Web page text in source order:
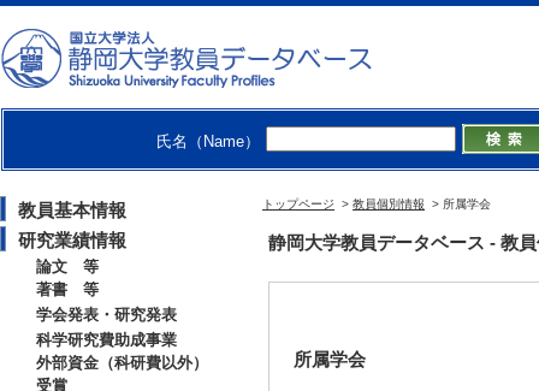
氏名（Name）
教員基本情報
研究業績情報
論文 等
著書 等
学会発表・研究発表
科学研究費助成事業
外部資金（科研費以外）
受賞
トップページ > 教員個別情報 > 所属学会
静岡大学教員データベース - 教
所属学会